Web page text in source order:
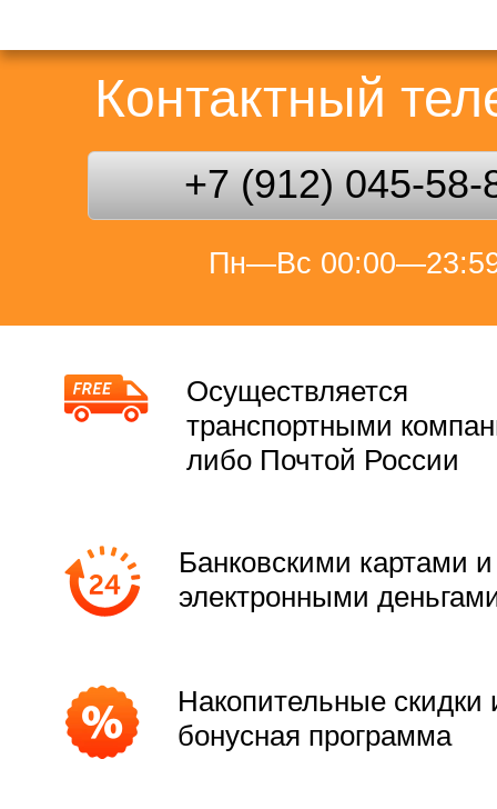
Контактный
+7 (912) 045-58-
Пн—Вс
Осуществляется
транспортными
либо Почтой России
Банковскими картами и
электронными
Накопительные скидки
бонусная программа